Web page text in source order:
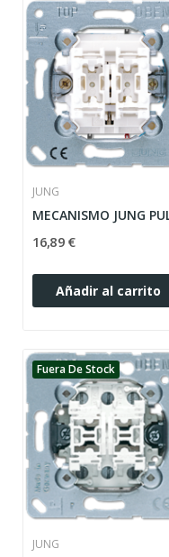
JUNG
16,89 €
Añadir al carrito
Fuera De Stock
JUNG